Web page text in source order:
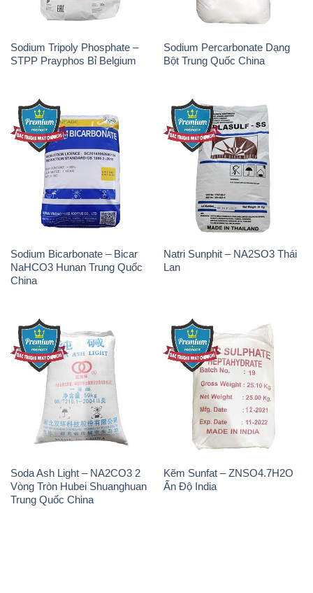
Sodium Tripoly Phosphate –
STPP Prayphos Bỉ Belgium
Sodium Percarbonate Dạng
Bột Trung Quốc China
Sodium Bicarbonate – Bicar
NaHCO3 Hunan Trung Quốc
China
Natri Sunphit – NA2SO3 Thái
Lan
Soda Ash Light – NA2CO3 2
Vòng Tròn Hubei Shuanghuan
Trung Quốc China
Kẽm Sunfat – ZNSO4.7H2O
Ấn Độ India